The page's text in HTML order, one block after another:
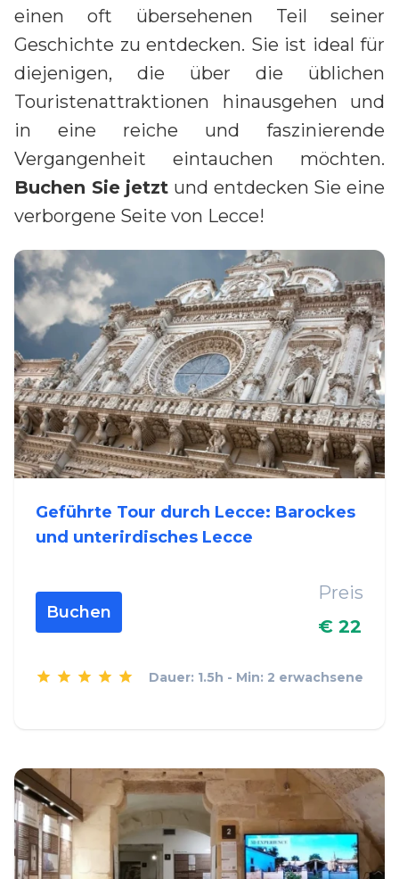
einen oft übersehenen Teil seiner
Geschichte zu entdecken. Sie ist ideal für
diejenigen, die über die üblichen
Touristenattraktionen hinausgehen und
in eine reiche und faszinierende
Vergangenheit eintauchen möchten.
Buchen Sie jetzt und entdecken Sie eine
verborgene Seite von Lecce!
Geführte Tour durch Lecce: Barockes
und unterirdisches Lecce
Buchen
Preis
€ 22
Dauer: 1.5h - Min: 2 erwachsene